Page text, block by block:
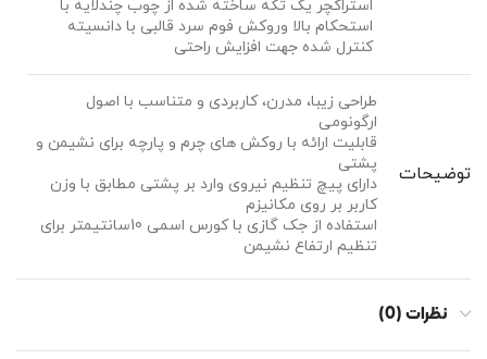
استراکچر یک تکه ساخته شده از چوب چندلایه با
استحکام بالا وروکش فوم سرد قالبی با دانسیته
کنترل شده جهت افزایش راحتی
توضیحات
طراحی زیبا، مدرن، کاربردی و متناسب با اصول
ارگونومی
قابلیت ارائه با روکش های چرم و پارچه برای نشیمن و
پشتی
دارای پیچ تنظیم نیروی وارد بر پشتی مطابق با وزن
کاربر بر روی مکانیزم
استفاده از جک گازی با کورس اسمی 10سانتیمتر برای
تنظیم ارتفاع نشیمن
نظرات (0)